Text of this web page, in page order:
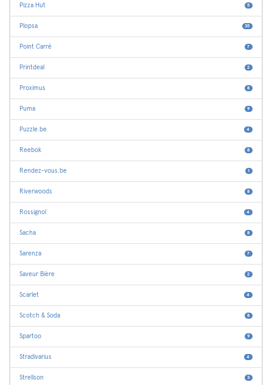
Pizza Hut 5
Plopsa 35
Point Carré 7
Printdeal 2
Proximus 8
Puma 9
Puzzle.be 4
Reebok 8
Rendez-vous.be 1
Riverwoods 8
Rossignol 4
Sacha 8
Sarenza 7
Saveur Bière 2
Scarlet 4
Scotch & Soda 8
Spartoo 9
Stradivarius 4
Strellson 3